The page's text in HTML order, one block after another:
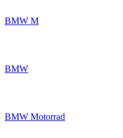
BMW M
BMW
BMW Motorrad